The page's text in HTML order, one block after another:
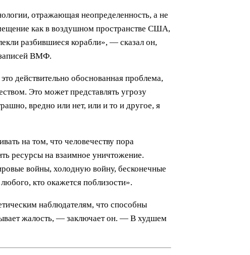
отражающая неопределенность, а не
как в воздушном пространстве США,
разбившиеся корабли», — сказал он,
ВМФ.
действительно обоснованная проблема,
Это может представлять угрозу
вредно или нет, или и то и другое, я
на том, что человечеству пора
ресурсы на взаимное уничтожение.
войны, холодную войну, бесконечные
кто окажется поблизости».
наблюдателям, что способны
жалость, — заключает он. — В худшем